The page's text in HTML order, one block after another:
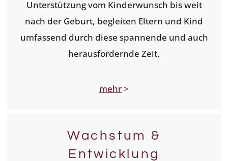
Unterstützung vom Kinderwunsch bis weit
nach der Geburt, begleiten Eltern und Kind
umfassend durch diese spannende und auch
herausfordernde Zeit.
mehr>
Wachstum &
Entwicklung